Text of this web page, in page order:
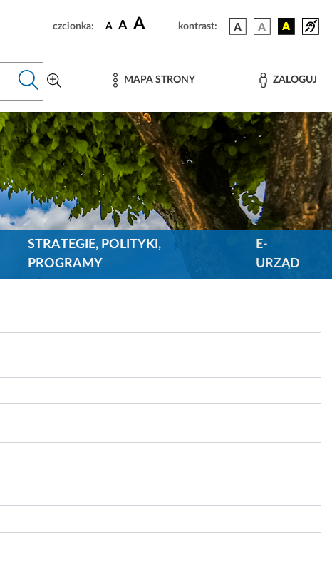
czcionka: A A A kontrast:
MAPA STRONY ZALOGUJ
STRATEGIE, POLITYKI,
PROGRAMY
E-
URZĄD